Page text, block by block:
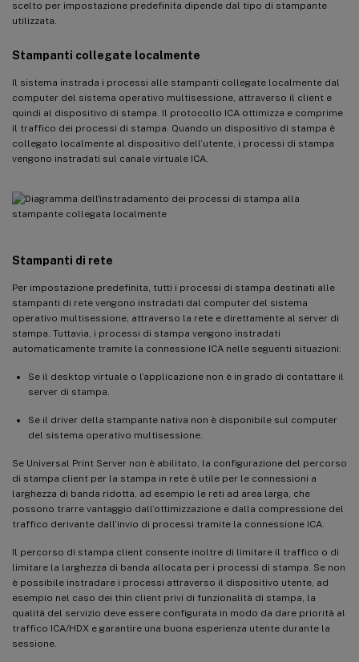
scelto per impostazione predefinita dipende dal tipo di stampante
utilizzata.
Stampanti collegate localmente
Il sistema instrada i processi alle stampanti collegate localmente dal
computer del sistema operativo multisessione, attraverso il client e
quindi al dispositivo di stampa. Il protocollo ICA ottimizza e comprime
il traffico dei processi di stampa. Quando un dispositivo di stampa è
collegato localmente al dispositivo dell’utente, i processi di stampa
vengono instradati sul canale virtuale ICA.
Stampanti di rete
Per impostazione predefinita, tutti i processi di stampa destinati alle
stampanti di rete vengono instradati dal computer del sistema
operativo multisessione, attraverso la rete e direttamente al server di
stampa. Tuttavia, i processi di stampa vengono instradati
automaticamente tramite la connessione ICA nelle seguenti situazioni:
Se il desktop virtuale o l’applicazione non è in grado di contattare il
server di stampa.
Se il driver della stampante nativa non è disponibile sul computer
del sistema operativo multisessione.
Se Universal Print Server non è abilitato, la configurazione del percorso
di stampa client per la stampa in rete è utile per le connessioni a
larghezza di banda ridotta, ad esempio le reti ad area larga, che
possono trarre vantaggio dall’ottimizzazione e dalla compressione del
traffico derivante dall’invio di processi tramite la connessione ICA.
Il percorso di stampa client consente inoltre di limitare il traffico o di
limitare la larghezza di banda allocata per i processi di stampa. Se non
è possibile instradare i processi attraverso il dispositivo utente, ad
esempio nel caso dei thin client privi di funzionalità di stampa, la
qualità del servizio deve essere configurata in modo da dare priorità al
traffico ICA/HDX e garantire una buona esperienza utente durante la
sessione.